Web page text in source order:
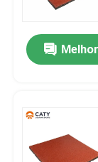
Peça umas
Piso de
Piso de